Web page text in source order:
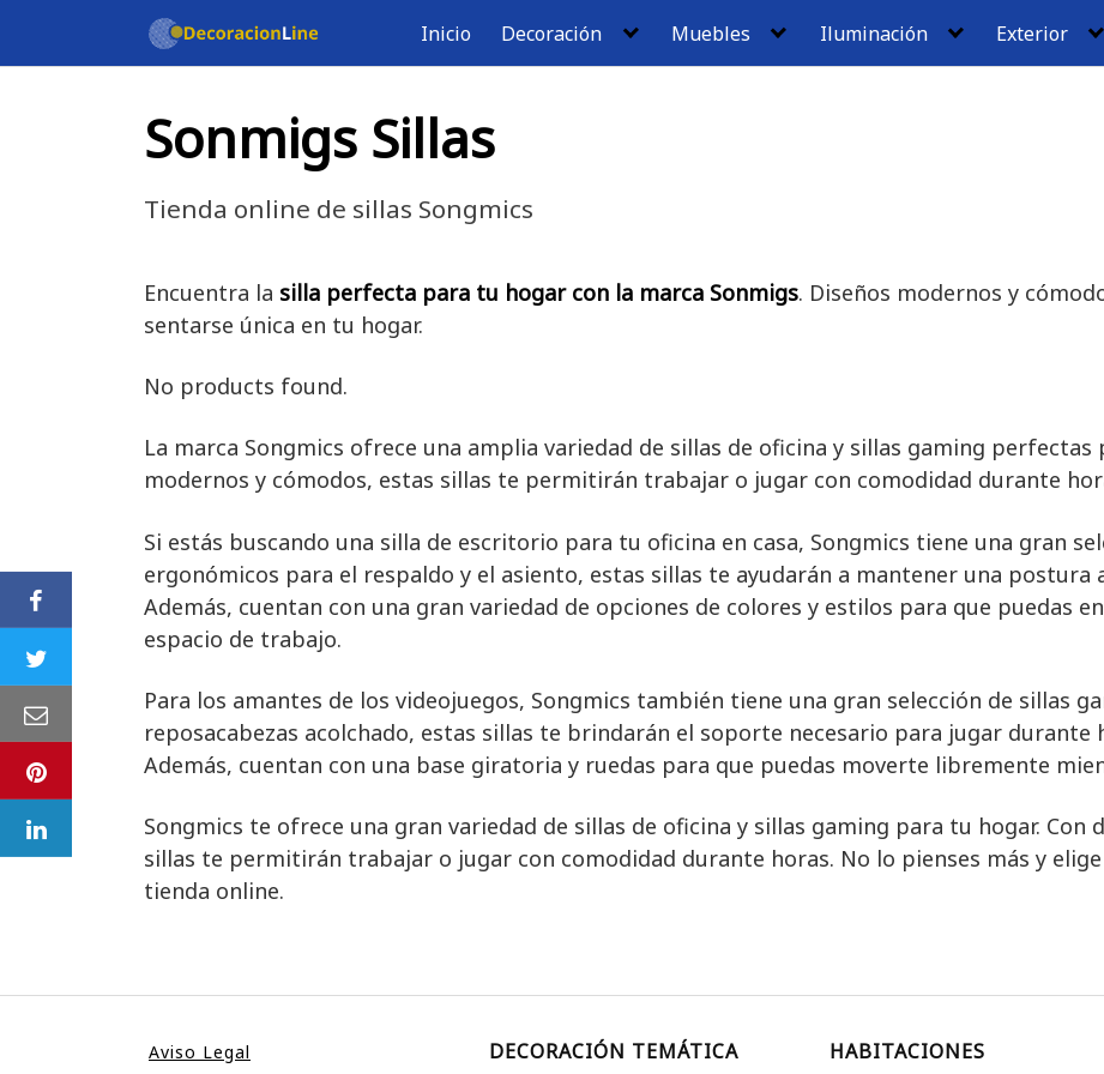
contenido
Inicio Decoración Muebles Iluminación Exterior
Sonmigs Sillas
Tienda online de sillas Songmics
Encuentra la silla perfecta para tu hogar con la marca Sonmigs. Diseños modernos y
sentarse única en tu hogar.
No products found.
La marca Songmics ofrece una amplia variedad de sillas de oficina y sillas gaming perfectas
modernos y cómodos, estas sillas te permitirán trabajar o jugar con comodidad durante
Si estás buscando una silla de escritorio para tu oficina en casa, Songmics tiene una gran
ergonómicos para el respaldo y el asiento, estas sillas te ayudarán a mantener una postura
Además, cuentan con una gran variedad de opciones de colores y estilos para que puedas
espacio de trabajo.
Para los amantes de los videojuegos, Songmics también tiene una gran selección de sillas
reposacabezas acolchado, estas sillas te brindarán el soporte necesario para jugar
Además, cuentan con una base giratoria y ruedas para que puedas moverte libremente
Songmics te ofrece una gran variedad de sillas de oficina y sillas gaming para tu hogar. Con
sillas te permitirán trabajar o jugar con comodidad durante horas. No lo pienses más y
tienda online.
Aviso Legal DECORACIÓN TEMÁTICA HABITACIONES